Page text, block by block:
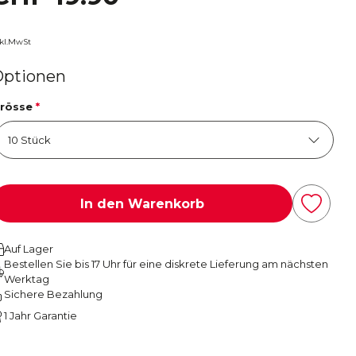
*
In den Warenkorb
Auf Lager
Bestellen Sie bis 17 Uhr für eine diskrete Lieferung am nächsten
Werktag
Sichere Bezahlung
1 Jahr Garantie